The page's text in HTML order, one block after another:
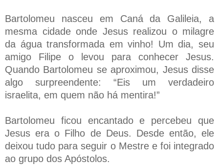
Bartolomeu nasceu em Caná da Galileia, a
mesma cidade onde Jesus realizou o milagre
da água transformada em vinho! Um dia, seu
amigo Filipe o levou para conhecer Jesus.
Quando Bartolomeu se aproximou, Jesus disse
algo surpreendente: “Eis um verdadeiro
israelita, em quem não há mentira!”
Bartolomeu ficou encantado e percebeu que
Jesus era o Filho de Deus. Desde então, ele
deixou tudo para seguir o Mestre e foi integrado
ao grupo dos Apóstolos.